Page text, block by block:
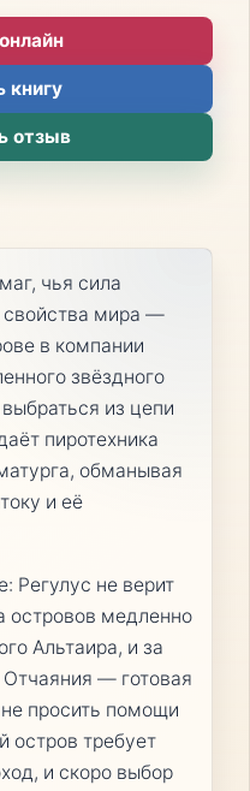
книгу
отзыв
чья сила
свойства мира —
в компании
звёздного
из цепи
пиротехника
обманывая
и её
Регулус не верит
островов медленно
Альтаира, и за
— готовая
просить помощи
требует
и скоро выбор